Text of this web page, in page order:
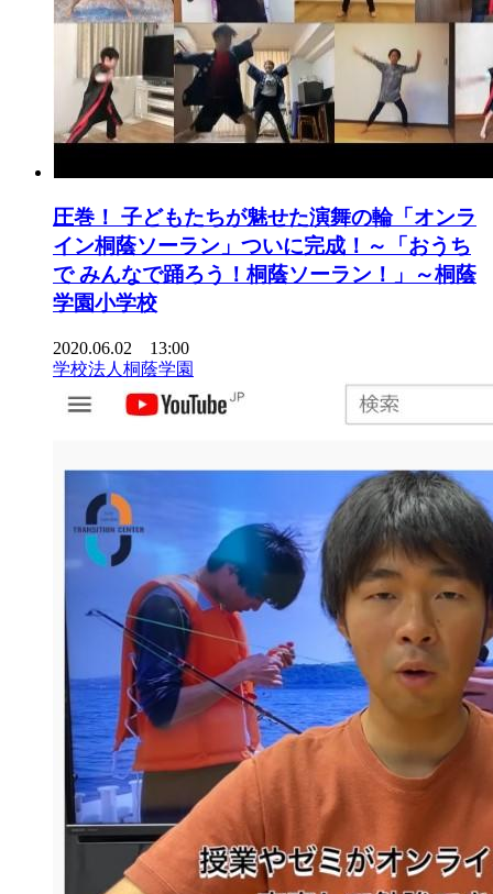
圧巻！ 子どもたちが魅せた演舞の輪「オンラ
イン桐蔭ソーラン」ついに完成！～「おうち
で みんなで踊ろう！桐蔭ソーラン！」～桐蔭
学園小学校
2020.06.02 13:00
学校法人桐蔭学園